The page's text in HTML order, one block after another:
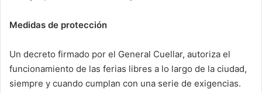
Medidas de protección
Un decreto firmado por el General Cuellar, autoriza el
funcionamiento de las ferias libres a lo largo de la ciudad,
siempre y cuando cumplan con una serie de exigencias.